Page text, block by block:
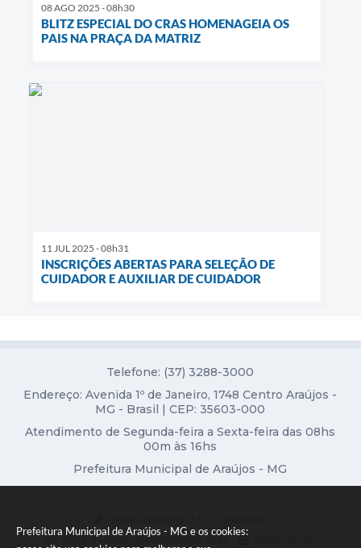
Prefeitura Municipal de Araújos - MG e os cookies:
08 AGO 2025 - 08h30
BLITZ ESPECIAL DO CRAS HOMENAGEIA OS
PAIS NA PRAÇA DA MATRIZ
11 JUL 2025 - 08h31
INSCRIÇÕES ABERTAS PARA SELEÇÃO DE
CUIDADOR E AUXILIAR DE CUIDADOR
Telefone: (37) 3288-3000
Endereço: Avenida 1º de Janeiro, 1748 Centro Araújos -
MG - Brasil | CEP: 35603-000
Atendimento de Segunda-feira a Sexta-feira das 08hs
00m às 16hs
Prefeitura Municipal de Araújos - MG
Portal atualizado em: